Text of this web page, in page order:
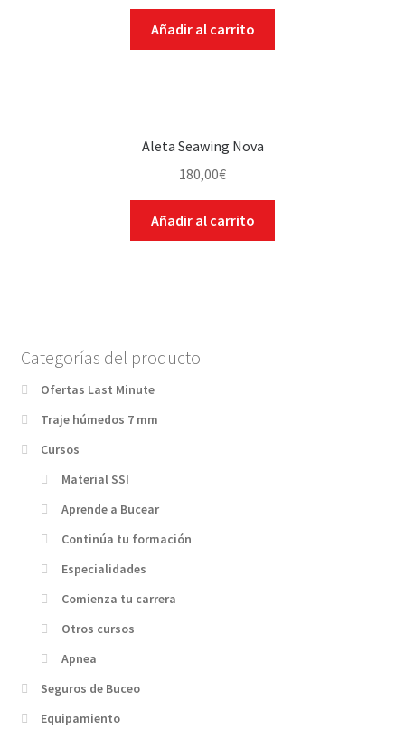
Añadir al carrito
Aleta Seawing Nova
180,00€
Añadir al carrito
Categorías del producto
Ofertas Last Minute
Traje húmedos 7 mm
Cursos
Material SSI
Aprende a Bucear
Continúa tu formación
Especialidades
Comienza tu carrera
Otros cursos
Apnea
Seguros de Buceo
Equipamiento